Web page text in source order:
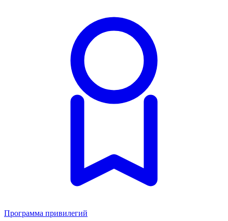
Программа привилегий